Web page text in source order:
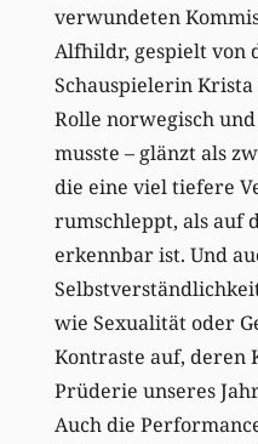
verwundeten
Alfhildr, gespielt von
Schauspielerin
Rolle norwegisch
musste – glänzt als
die eine viel tiefere
rumschleppt, als auf
erkennbar ist. Und
wie Sexualität oder
Kontraste auf, deren
Prüderie unseres
Auch die